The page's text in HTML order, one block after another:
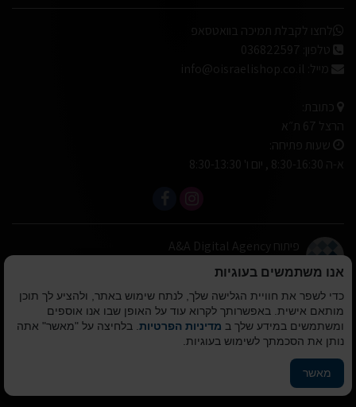
לחצו לקבלת תמיכה בוואטסאפ
טלפון: 036822597
מייל: info@oisraelishop.co.il
כתובת:
הרצל 67 ת״א
שעות פתיחה:
א-ה 8:30-16:30 , יום ו' 8:30-13:30
פיתוח A&A Digital Agency
מביתאלמיר מערכות תוכנה
© כל הזכויות שמורות
לא ישראלי המרכז לעיצוב הבית 2010-2026
אנו משתמשים בעוגיות
כדי לשפר את חוויית הגלישה שלך, לנתח שימוש באתר, ולהציע לך תוכן
מותאם אישית. באפשרותך לקרוא עוד על האופן שבו אנו אוספים
ומשתמשים במידע שלך ב מדיניות הפרטיות . בלחיצה על "מאשר" אתה
נותן את הסכמתך לשימוש בעוגיות.
מאשר